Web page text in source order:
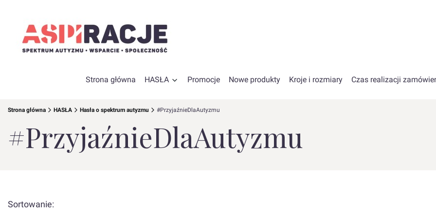
Strona główna HASŁA Promocje Nowe produkty Kroje i rozmiary Czas realizacji
Strona główna HASŁA Hasła o spektrum autyzmu #PrzyjaźnieDlaAutyzmu
#PrzyjaźnieDlaAutyzmu
Sortowanie: